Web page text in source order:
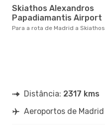
Skiathos Alexandros
Papadiamantis Airport
Para a rota de Madrid a Skiathos
Distância: 2317 kms
Aeroportos de Madrid